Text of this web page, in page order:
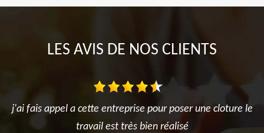
LES AVIS DE NOS CLIENTS
j'ai fais appel a cette entreprise pour poser une cloture le
travail est très bien réalisé